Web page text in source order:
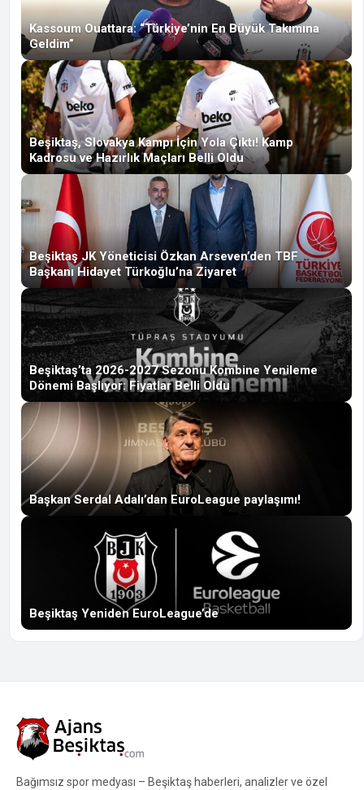
Kassoum Ouattara: “Türkiye’nin En Büyük Takımına
Geldim”
Beşiktaş, Slovakya Kampı İçin Yola Çıktı! Kamp
Kadrosu ve Hazırlık Maçları Belli Oldu
Beşiktaş JK Yöneticisi Özkan Arseven’den TBF
Başkanı Hidayet Türkoğlu’na Ziyaret
Beşiktaş’ta 2026-2027 Sezonu Kombine Yenileme
Dönemi Başlıyor: Fiyatlar Belli Oldu
Başkan Serdal Adalı’dan EuroLeague paylaşımı!
Beşiktaş Yeniden EuroLeague’de
Bağımsız spor medyası – Beşiktaş haberleri, analizler ve özel